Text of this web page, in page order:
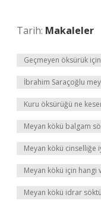
Tarih: Makaleler
Geçmeyen öksürük
İbrahim Saraçoğlu
Kuru öksürüğü ne
Meyan kökü balgam
Meyan kökü cinselliğe
Meyan kökü için hangi
Meyan kökü idrar